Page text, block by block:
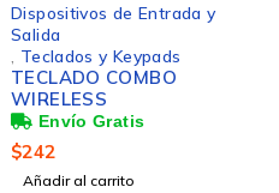
Dispositivos de Entrada y
Salida
Teclados y Keypads
TECLADO COMBO
WIRELESS
$242
Añadir al carrito